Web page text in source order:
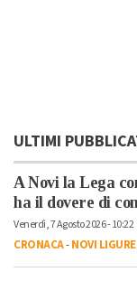
ULTIMI
A Novi la Lega
ha il dovere di
Venerdì, 7 Agosto 2026 - 10:22
CRONACA-NOVI LIGURE